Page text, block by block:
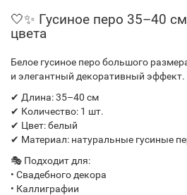
🤍✨ Гусиное перо 35–40
цвета
Белое гусиное перо большого
и элегантный декоративный эффект.
✔ Длина: 35–40 см
✔ Количество: 1 шт.
✔ Цвет: белый
✔ Материал: натуральные гусиные
🎭 Подходит для:
• Свадебного декора
• Каллиграфии